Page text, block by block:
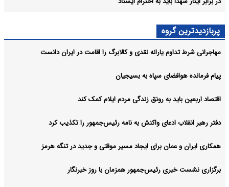
پربازدیدترین گروه
مهاجرانی شرط تداوم یارانه نقدی و کالابرگ را اقامت در ایران دانست
پیام فرمانده هوافضای سپاه به بسیجیان
اقتصاد اربعین باید به رونق زندگی مردم ایلام کمک کند
دفتر رهبر انقلاب ادعای واکنش به نامه رئیس‌جمهور را تکذیب کرد
همکاری ایران و عمان برای ایجاد مسیر موقتی و جدید در تنگه هرمز
برگزاری نشست خبری رئیس‌جمهور همزمان با روز خبرنگار